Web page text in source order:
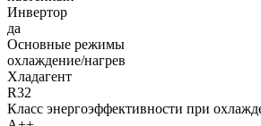
Инвертор
да
Основные режимы
охлаждение/нагрев
Хладагент
R32
Класс энергоэффективности при